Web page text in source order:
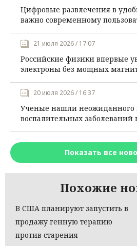
Цифровые развлечения в
важно современному
21 июля 2026 / 17:07
Российские физики впервые
электроны без мощных
20 июля 2026 / 16:37
Ученые нашли неожиданного
воспалительных
Показать все
Похожие
В США планируют запустить в
продажу генную терапию
против старения